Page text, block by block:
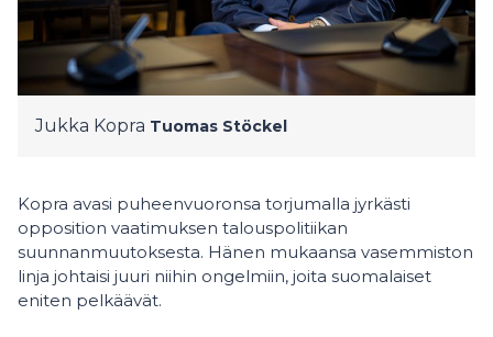
Jukka Kopra Tuomas Stöckel
Kopra avasi puheenvuoronsa torjumalla jyrkästi
opposition vaatimuksen talouspolitiikan
suunnanmuutoksesta. Hänen mukaansa vasemmiston
linja johtaisi juuri niihin ongelmiin, joita suomalaiset
eniten pelkäävät.